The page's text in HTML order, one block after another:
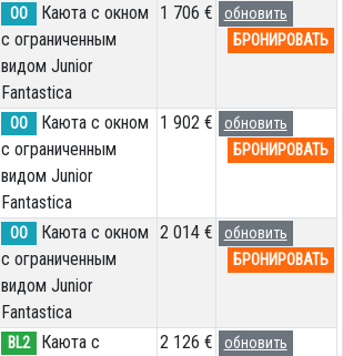
OO
Каюта с окном
с ограниченным
видом Junior
Fantastica
1 706 €
обновить
БРОНИРОВАТЬ
OO
Каюта с окном
с ограниченным
видом Junior
Fantastica
1 902 €
обновить
БРОНИРОВАТЬ
OO
Каюта с окном
с ограниченным
видом Junior
Fantastica
2 014 €
обновить
БРОНИРОВАТЬ
BL2
Каюта с
2 126 €
обновить